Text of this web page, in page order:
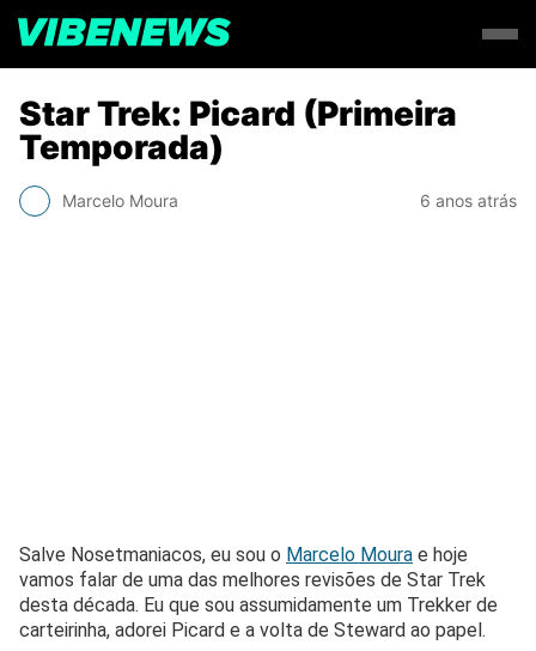
Star Trek: Picard (Primeira
Temporada)
Marcelo Moura 6 anos atrás
Salve Nosetmaniacos, eu sou o Marcelo Moura e hoje
vamos falar de uma das melhores revisões de Star Trek
desta década. Eu que sou assumidamente um Trekker de
carteirinha, adorei Picard e a volta de Steward ao papel.